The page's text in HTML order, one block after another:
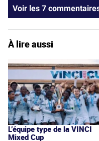
Voir les 7
À lire aussi
L’équipe type de la VINCI
Mixed Cup